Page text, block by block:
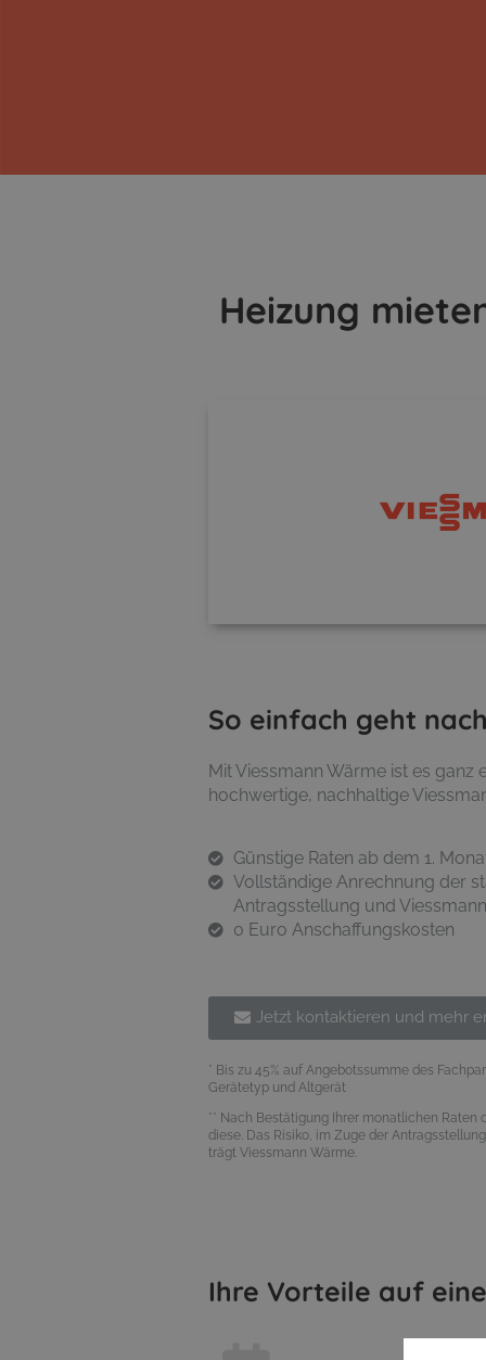
Heizung
So einfach geht
Mit Viessmann Wärme ist es
hochwertige, nachhaltige
Günstige Raten ab dem 1.
Vollständige Anrechnung der
Antragsstellung und
0 Euro Anschaffungskosten
Jetzt kontaktieren und mehr
* Bis zu 45% auf Angebotssumme des
Gerätetyp und Altgerät
** Nach Bestätigung Ihrer monatlichen
diese. Das Risiko, im Zuge der
trägt Viessmann Wärme.
Ihre Vorteile auf